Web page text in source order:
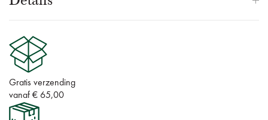
Gratis verzending
vanaf € 65,00